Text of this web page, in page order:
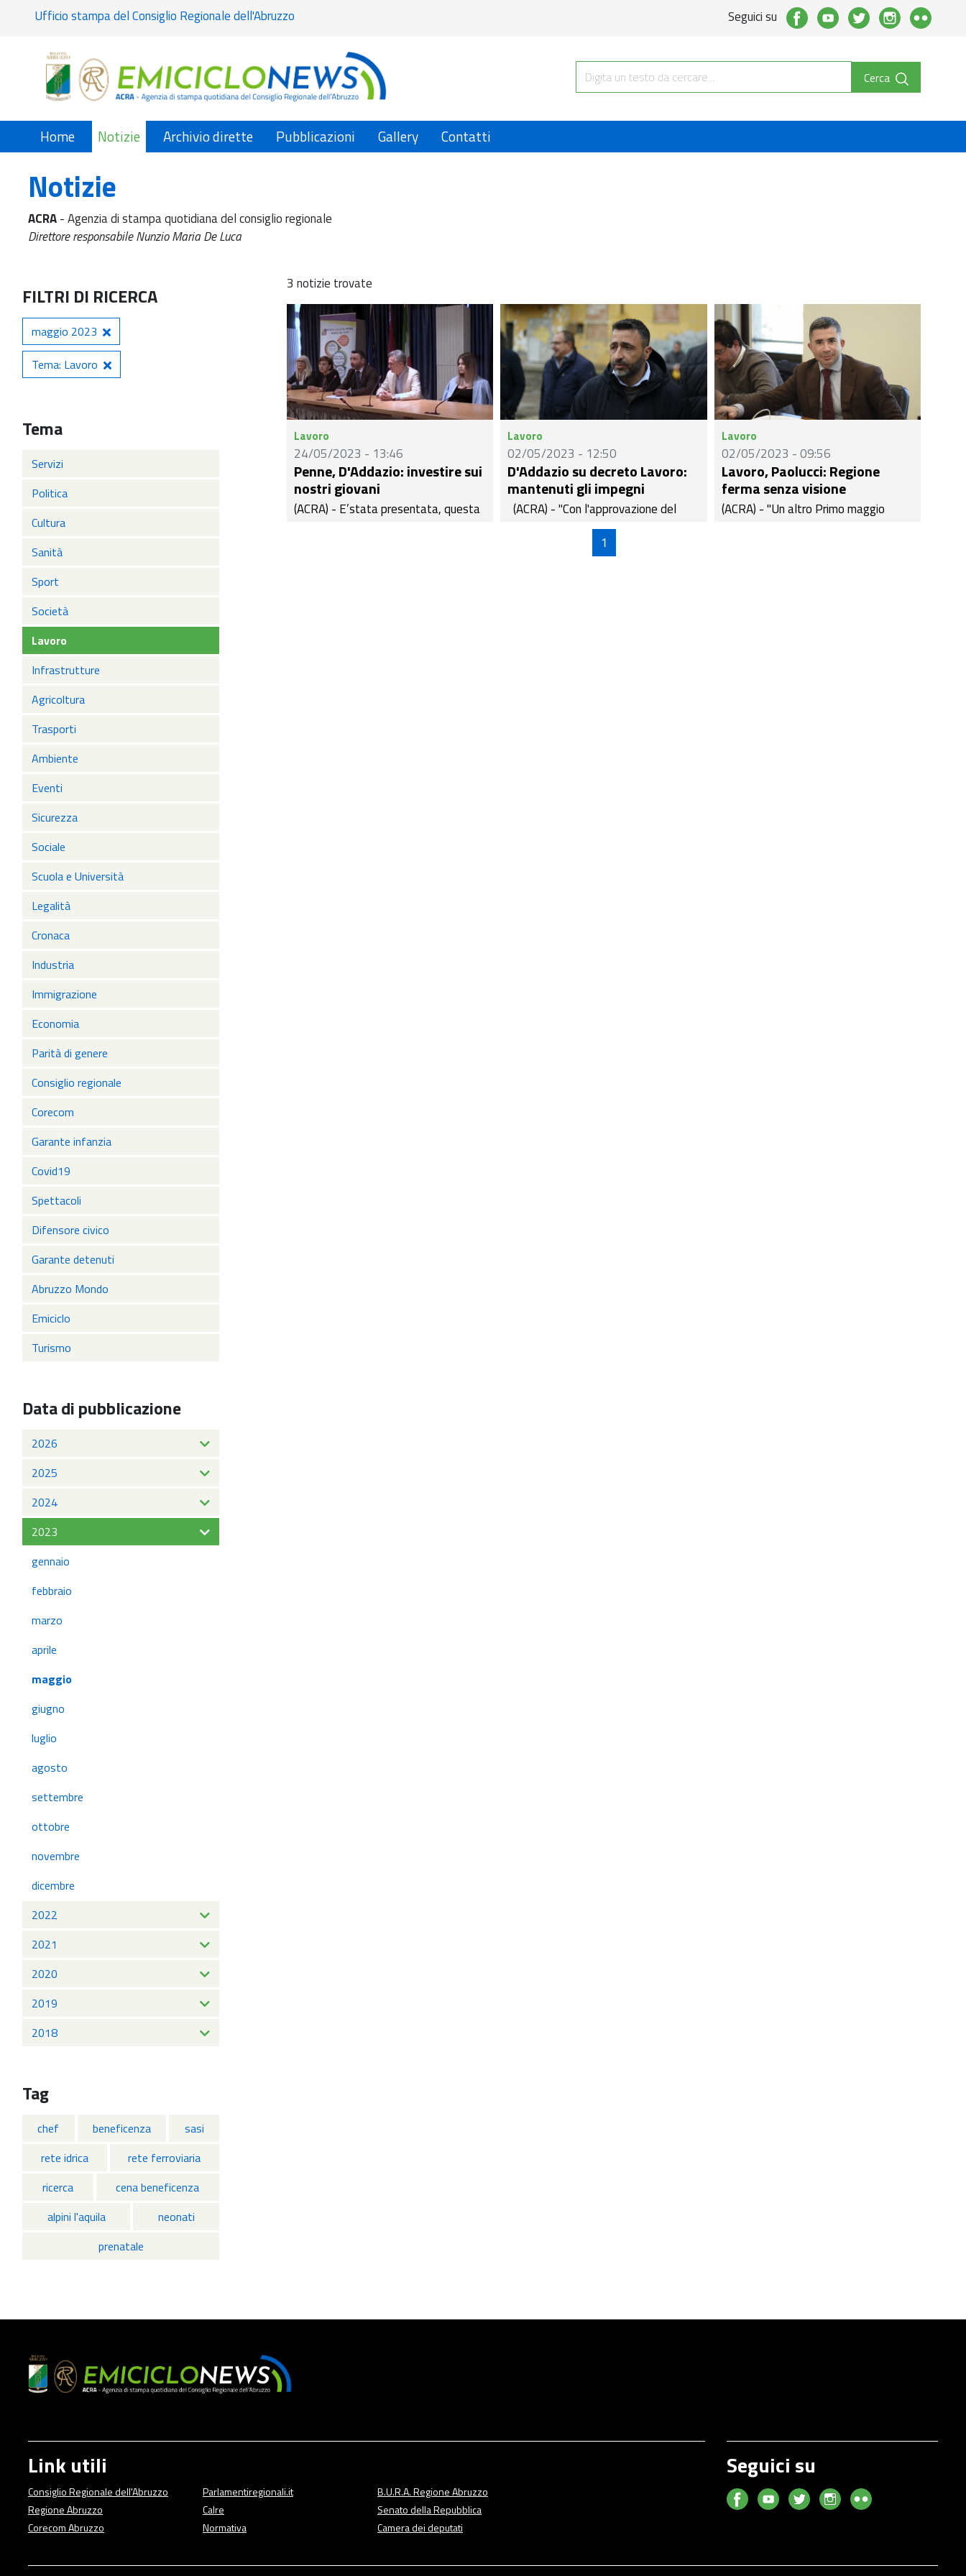
Ufficio stampa del Consiglio Regionale dell'Abruzzo Seguici su
Cerca
Home Notizie Archivio dirette Pubblicazioni Gallery Contatti
Notizie
ACRA- Agenzia di stampa quotidiana del consiglio regionale
Direttore responsabile Nunzio Maria De Luca
FILTRI DI RICERCA
maggio 2023
Tema: Lavoro
Tema
Servizi
Politica
Cultura
Sanità
Sport
Società
Lavoro
Infrastrutture
Agricoltura
Trasporti
Ambiente
Eventi
Sicurezza
Sociale
Scuola e Università
Legalità
Cronaca
Industria
Immigrazione
Economia
Parità di genere
Consiglio regionale
Corecom
Garante infanzia
Covid19
Spettacoli
Difensore civico
Garante detenuti
Abruzzo Mondo
Emiciclo
Turismo
Data di pubblicazione
2026
2025
2024
2023
gennaio
febbraio
marzo
aprile
maggio
giugno
luglio
agosto
settembre
ottobre
novembre
dicembre
2022
2021
2020
2019
2018
Tag
chef beneficenza
sasi
rete idrica
rete ferroviaria
ricerca
cena beneficenza
alpini l'aquila
neonati
prenatale
3 notizie trovate
Lavoro
24/05/2023 - 13:46
Penne, D'Addazio: investire sui
nostri giovani
(ACRA) - E’stata presentata, questa
Lavoro
02/05/2023 - 12:50
D'Addazio su decreto Lavoro:
mantenuti gli impegni
(ACRA) - "Con l'approvazione del
decreto Lavoro il governo Meloni ha
apposto la propria firma su quella che
può essere definita l'inizio della
Lavoro
02/05/2023 - 09:56
Lavoro, Paolucci: Regione
ferma senza visione
(ACRA) - "Un altro Primo maggio
1
Link utili
Consiglio Regionale dell'Abruzzo
Regione Abruzzo
Corecom Abruzzo
Parlamentiregionali.it
Calre
Normativa
B.U.R.A. Regione Abruzzo
Senato della Repubblica
Camera dei deputati
Seguici su